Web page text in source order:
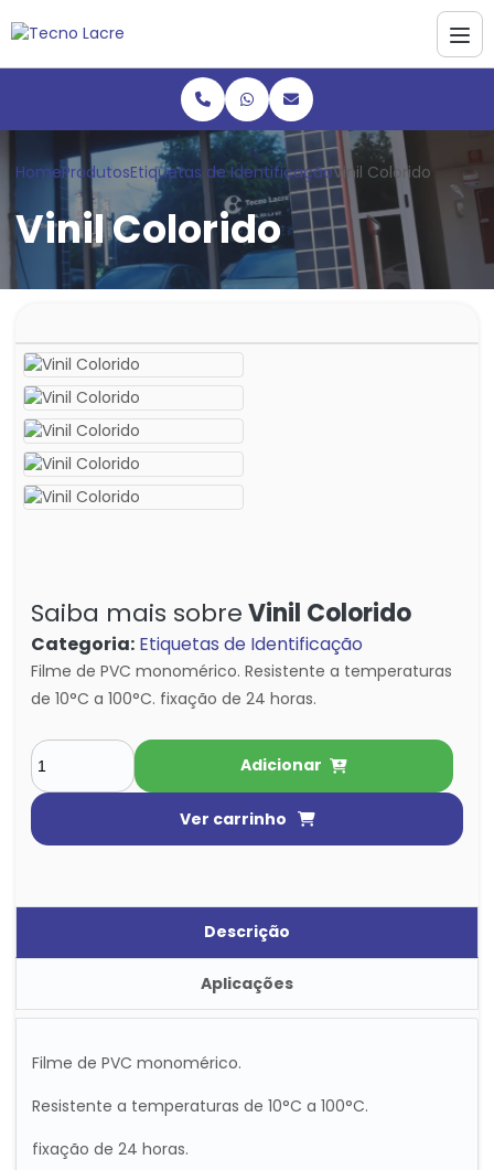
HomeProdutosEtiquetas de IdentificaçãoVinil Colorido
Vinil Colorido
Saiba mais sobreVinil Colorido
Categoria: Etiquetas de Identificação
Filme de PVC monomérico. Resistente a temperaturas
de 10°C a 100°C. fixação de 24 horas.
Adicionar
Ver carrinho
Descrição
Aplicações
Filme de PVC monomérico.
Resistente a temperaturas de 10°C a 100°C.
fixação de 24 horas.